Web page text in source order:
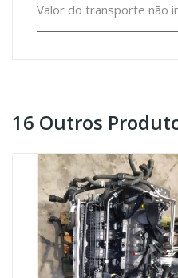
Valor do transporte não
16 Outros